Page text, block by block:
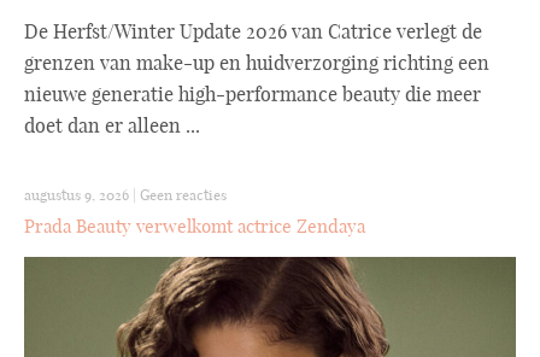
De Herfst/Winter Update 2026 van Catrice verlegt de
grenzen van make-up en huidverzorging richting een
nieuwe generatie high-performance beauty die meer
doet dan er alleen ...
augustus 9, 2026 Geen reacties
Prada Beauty verwelkomt actrice Zendaya